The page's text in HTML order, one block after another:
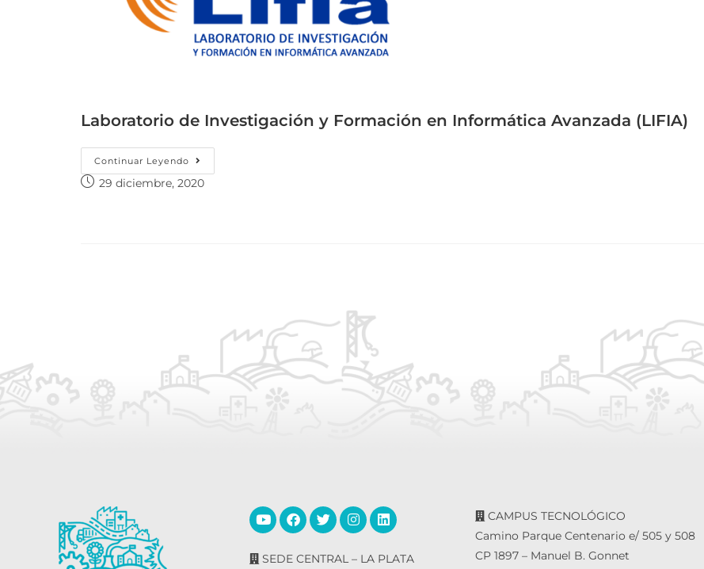
Laboratorio de Investigación y Formación en Informática Avanzada (LIFIA)
Continuar Leyendo
29 diciembre, 2020
SEDE CENTRAL – LA PLATA
CAMPUS TECNOLÓGICO
Camino Parque Centenario e/ 505 y 508
CP 1897 – Manuel B. Gonnet